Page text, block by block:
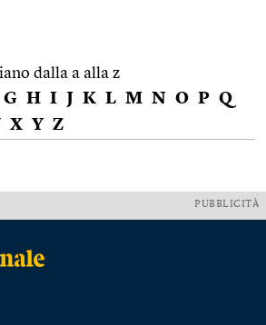
dalla a alla z
G H I J K L M N O P Q
X Y Z
PUBBLICITÀ